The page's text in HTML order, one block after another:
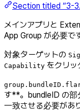
Section titled “3-
メインアプリと
App Group が必要で
対象ターゲットの
Capability をクリッ
す**。bundleID の部
一致させる必要があ